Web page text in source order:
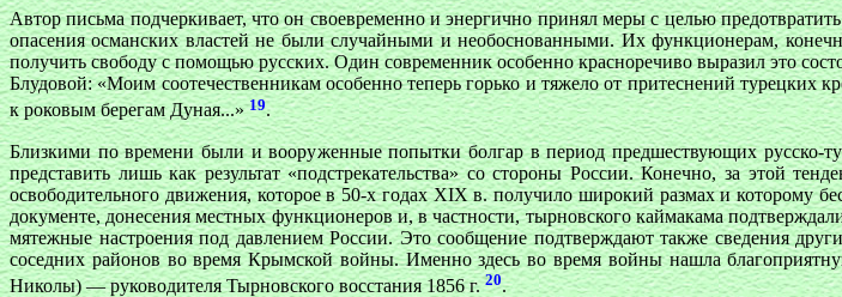
Автор письма подчеркивает, что он своевременно и энергично принял меры с целью
опасения османских властей не были случайными и необоснованными. Их функционерам,
получить свободу с помощью русских. Один современник особенно красноречиво выразил это
Блудовой: «Моим соотечественникам особенно теперь горько и тяжело от притеснений
к роковым берегам Дуная...»19.
Близкими по времени были и вооруженные попытки болгар в период предшествующих русско-
представить лишь как результат «подстрекательства» со стороны России. Конечно, за этой
освободительного движения, которое в 50-х годах XIX в. получило широкий размах и которому
документе, донесения местных функционеров и, в частности, тырновского каймакама
мятежные настроения под давлением России. Это сообщение подтверждают также сведения
соседних районов во время Крымской войны. Именно здесь во время войны нашла
Николы) — руководителя Тырновского восстания 1856 г.20.